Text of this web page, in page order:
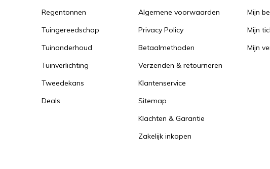
Regentonnen
Tuingereedschap
Tuinonderhoud
Tuinverlichting
Tweedekans
Deals
Algemene voorwaarden
Privacy Policy
Betaalmethoden
Verzenden & retourneren
Klantenservice
Sitemap
Klachten & Garantie
Zakelijk inkopen
Mijn
Mijn
Mijn